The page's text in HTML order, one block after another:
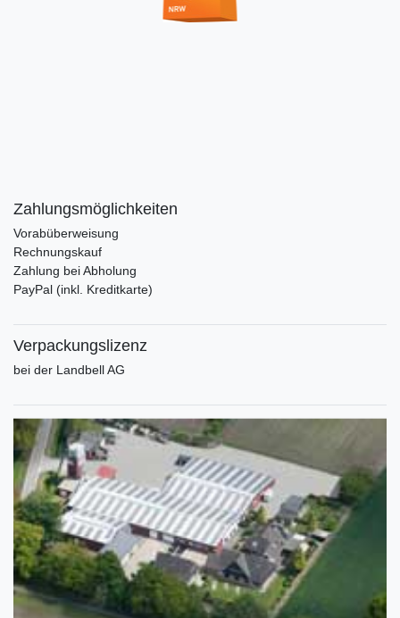
Zahlungsmöglichkeiten
Vorabüberweisung
Rechnungskauf
Zahlung bei Abholung
PayPal (inkl. Kreditkarte)
Verpackungslizenz
bei der Landbell AG